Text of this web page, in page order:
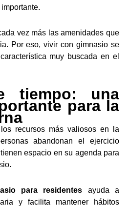
vez más las amenidades que
Por eso, vivir con gimnasio se
muy buscada en el
tiempo: una
para la
recursos más valiosos en la
abandonan el ejercicio
espacio en su agenda para
para residentes ayuda a
y facilita mantener hábitos